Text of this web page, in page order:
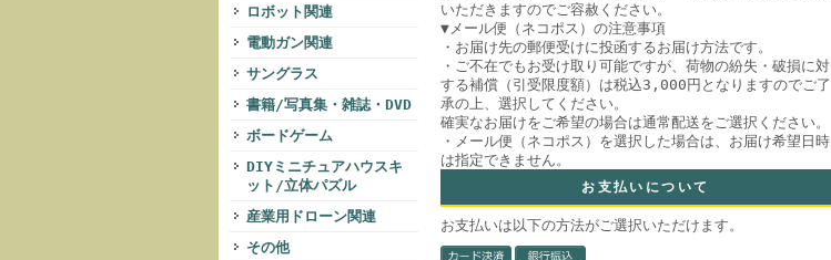
ロボット関連
電動ガン関連
サングラス
書籍/写真集・雑誌・DVD
ボードゲーム
DIYミニチュアハウスキ
ット/立体パズル
産業用ドローン関連
その他
いただきますのでご容赦ください。
▼メール便（ネコポス）の注意事項
・お届け先の郵便受けに投函するお届け方法です。
・ご不在でもお受け取り可能ですが、荷物の紛失・破損に対
する補償（引受限度額）は税込3,000円となりますのでご了
承の上、選択してください。
確実なお届けをご希望の場合は通常配送をご選択ください。
・メール便（ネコポス）を選択した場合は、お届け希望日時
は指定できません。
お支払いについて
お支払いは以下の方法がご選択いただけます。